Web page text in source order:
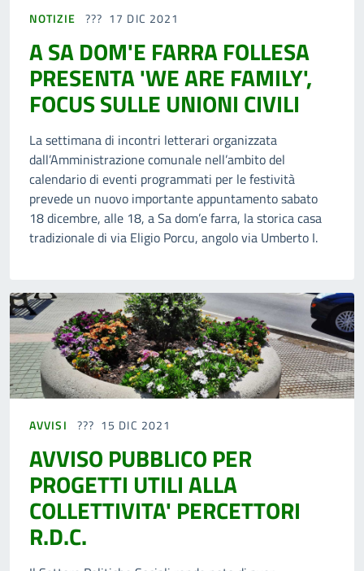
NOTIZIE 17 DIC 2021
A SA DOM'E FARRA FOLLESA
PRESENTA 'WE ARE FAMILY',
FOCUS SULLE UNIONI CIVILI
La settimana di incontri letterari organizzata
dall’Amministrazione comunale nell’ambito del
calendario di eventi programmati per le festività
prevede un nuovo importante appuntamento sabato
18 dicembre, alle 18, a Sa dom’e farra, la storica casa
tradizionale di via Eligio Porcu, angolo via Umberto I.
AVVISI 15 DIC 2021
AVVISO PUBBLICO PER
PROGETTI UTILI ALLA
COLLETTIVITA' PERCETTORI
R.D.C.